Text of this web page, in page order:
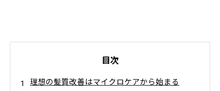
目次
理想の髪質改善はマイクロケアから始まる